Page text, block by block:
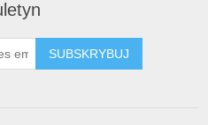
SUBSKRYBUJ